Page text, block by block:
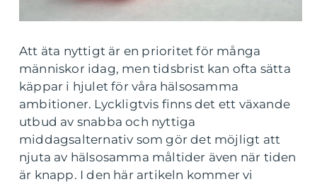
Att äta nyttigt är en prioritet för många
människor idag, men tidsbrist kan ofta sätta
käppar i hjulet för våra hälsosamma
ambitioner. Lyckligtvis finns det ett växande
utbud av snabba och nyttiga
middagsalternativ som gör det möjligt att
njuta av hälsosamma måltider även när tiden
är knapp. I den här artikeln kommer vi